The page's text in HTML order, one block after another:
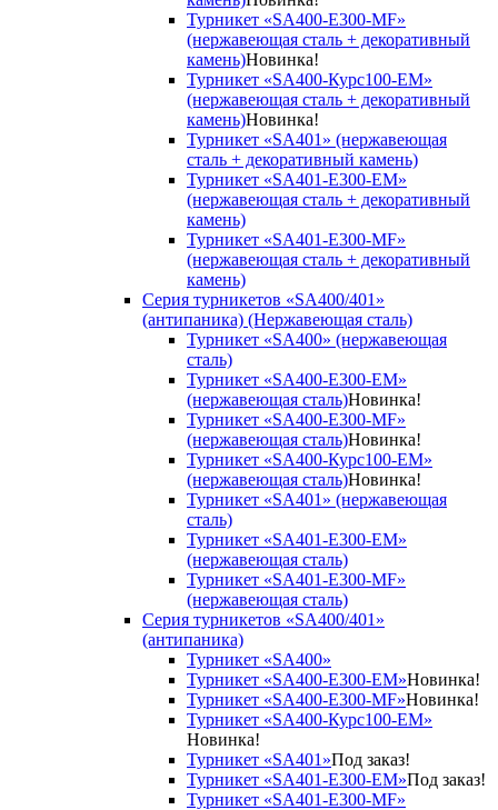
Турникет «SA400-Е300-MF»
(нержавеющая сталь + декоративный
камень)Новинка!
Турникет «SA400-Курс100-EM»
(нержавеющая сталь + декоративный
камень)Новинка!
Турникет «SA401» (нержавеющая
сталь + декоративный камень)
Турникет «SA401-E300-EM»
(нержавеющая сталь + декоративный
камень)
Турникет «SA401-E300-MF»
(нержавеющая сталь + декоративный
камень)
Серия турникетов «SA400/401»
(антипаника) (Нержавеющая сталь)
Турникет «SA400» (нержавеющая
сталь)
Турникет «SA400-Е300-EM»
(нержавеющая сталь)Новинка!
Турникет «SA400-Е300-MF»
(нержавеющая сталь)Новинка!
Турникет «SA400-Курс100-EM»
(нержавеющая сталь)Новинка!
Турникет «SA401» (нержавеющая
сталь)
Турникет «SA401-E300-EM»
(нержавеющая сталь)
Турникет «SA401-E300-MF»
(нержавеющая сталь)
Серия турникетов «SA400/401»
(антипаника)
Турникет «SA400»
Турникет «SA400-Е300-EM»Новинка!
Турникет «SA400-Е300-MF»Новинка!
Турникет «SA400-Курс100-EM»
Новинка!
Турникет «SA401»Под заказ!
Турникет «SA401-E300-EM»Под заказ!
Турникет «SA401-E300-MF»